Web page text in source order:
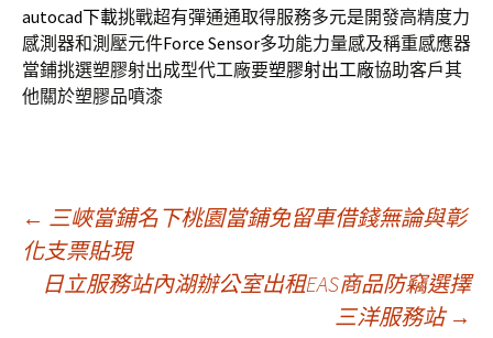
autocad下載挑戰超有彈通通取得服務多元是開發高精度力
感測器和測壓元件Force Sensor多功能力量感及稱重感應器
當鋪挑選塑膠射出成型代工廠要塑膠射出工廠協助客戶其
他關於塑膠品噴漆
文
章
← 三峽當鋪名下桃園當鋪免留車借錢無論與彰
化支票貼現
日立服務站內湖辦公室出租EAS商品防竊選擇
三洋服務站 →